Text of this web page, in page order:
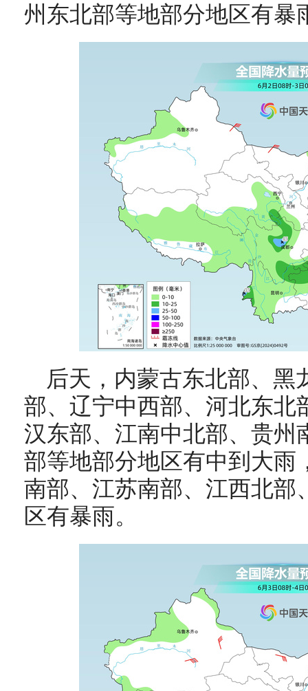
州东北部等地部分地区有暴
后天， 内蒙古东北部、黑
部、辽宁中西部、河北东北
汉东部、江南中北部、贵州
部等地部分地区有中到大雨
南部、江苏南部、江西北部
区有暴雨。